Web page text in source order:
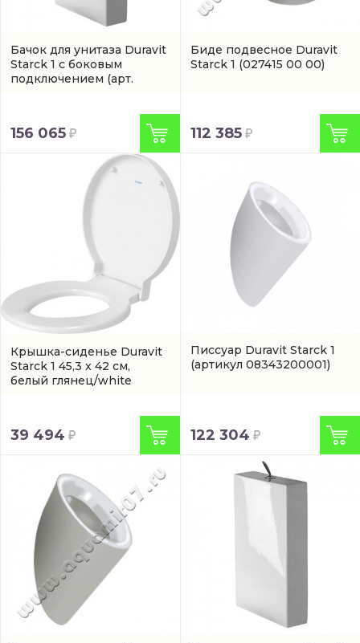
Бачок для унитаза Duravit
Starck 1 с боковым
подключением (арт.
156 065
Биде подвесное Duravit
Starck 1 (027415 00 00)
112 385
Крышка-сиденье Duravit
Starck 1 45,3 x 42 см,
белый глянец/white
39 494
Писсуар Duravit Starck 1
(артикул 08343200001)
122 304